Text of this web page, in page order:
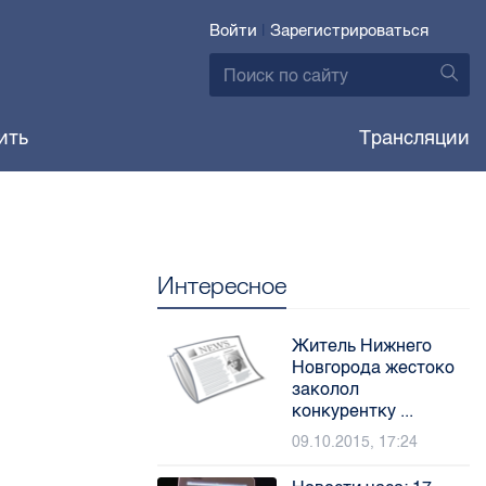
Войти | Зарегистрироваться
Трансляции
Интересное
Житель Нижнего
Новгорода жестоко
заколол
конкурентку ...
09.10.2015, 17:24